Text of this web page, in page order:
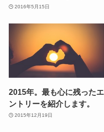
2016年5月15日
2015年。最も心に残ったエ
ントリーを紹介します。
2015年12月19日